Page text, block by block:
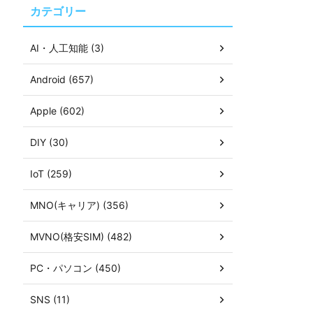
カテゴリー
AI・人工知能 (3)
Android (657)
Apple (602)
DIY (30)
IoT (259)
MNO(キャリア) (356)
MVNO(格安SIM) (482)
PC・パソコン (450)
SNS (11)